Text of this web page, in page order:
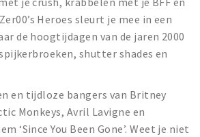
Heroes sleurt je mee in een
de hoogtijdagen van de jaren 2000
shutter shades en
en tijdloze bangers van Britney
Monkeys, Avril Lavigne en
‘Since You Been Gone’. Weet je niet